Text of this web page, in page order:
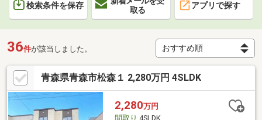
検索条件を保存
取る
アプリで探す
36件が該当しました。
青森県青森市松森１ 2,280万円 4SLDK
2,280万円
間取り 4SLDK